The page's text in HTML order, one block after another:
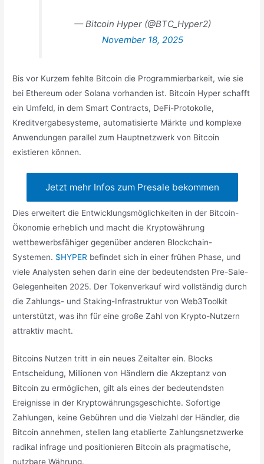
— Bitcoin Hyper (@BTC_Hyper2)
November 18, 2025
Bis vor Kurzem fehlte Bitcoin die Programmierbarkeit, wie sie
bei Ethereum oder Solana vorhanden ist. Bitcoin Hyper schafft
ein Umfeld, in dem Smart Contracts, DeFi-Protokolle,
Kreditvergabesysteme, automatisierte Märkte und komplexe
Anwendungen parallel zum Hauptnetzwerk von Bitcoin
existieren können.
Jetzt mehr Infos zum Presale bekommen
Dies erweitert die Entwicklungsmöglichkeiten in der Bitcoin-
Ökonomie erheblich und macht die Kryptowährung
wettbewerbsfähiger gegenüber anderen Blockchain-
Systemen. $HYPER befindet sich in einer frühen Phase, und
viele Analysten sehen darin eine der bedeutendsten Pre-Sale-
Gelegenheiten 2025. Der Tokenverkauf wird vollständig durch
die Zahlungs- und Staking-Infrastruktur von Web3Toolkit
unterstützt, was ihn für eine große Zahl von Krypto-Nutzern
attraktiv macht.
Bitcoins Nutzen tritt in ein neues Zeitalter ein. Blocks
Entscheidung, Millionen von Händlern die Akzeptanz von
Bitcoin zu ermöglichen, gilt als eines der bedeutendsten
Ereignisse in der Kryptowährungsgeschichte. Sofortige
Zahlungen, keine Gebühren und die Vielzahl der Händler, die
Bitcoin annehmen, stellen lang etablierte Zahlungsnetzwerke
radikal infrage und positionieren Bitcoin als pragmatische,
nutzbare Währung.